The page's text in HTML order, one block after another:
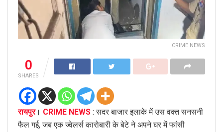
CRIME NEWS
0
SHARES
रायपुर। CRIME NEWS : सदर बाजार इलाके में उस वक्त सनसनी
फैल गई, जब एक ज्वेलर्स कारोबारी के बेटे ने अपने घर में फांसी